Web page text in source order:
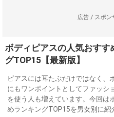
広告 / スポン
ボディピアスの人気おす
グTOP15【最新版】
ピアスには耳たぶだけではなく、
にもワンポイントとしてファッシ
を使う人も増えています。今回は
めランキングTOP15を男女別に紹